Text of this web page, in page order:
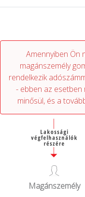
Magánszemély